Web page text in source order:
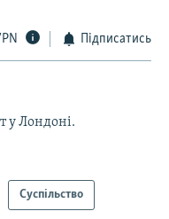
Підписатись
у Лондоні.
Суспільство